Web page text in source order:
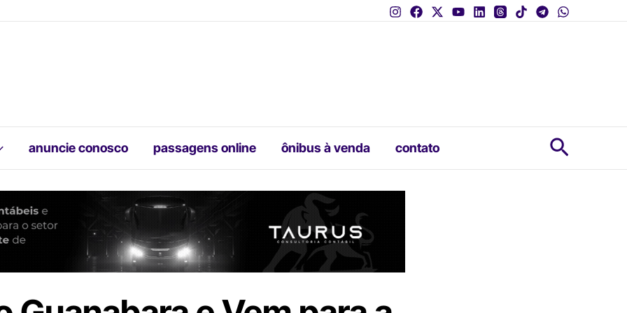
anuncie conosco passagens online ônibus à venda contato